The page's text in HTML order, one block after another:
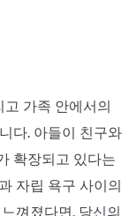
가족 안에서의
다. 아들이 친구와
확장되고 있다는
자립 욕구 사이의
껴졌다면, 당신의